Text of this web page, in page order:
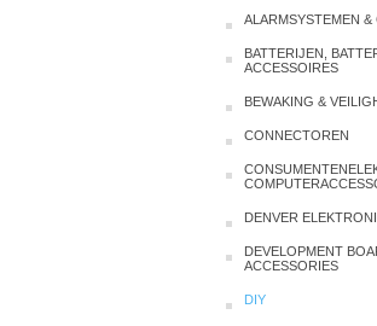
ALARMSYSTEMEN &
BATTERIJEN,
ACCESSOIRES
BEWAKING &
CONNECTOREN
DENVER
DEVELOPMENT
ACCESSORIES
DIY